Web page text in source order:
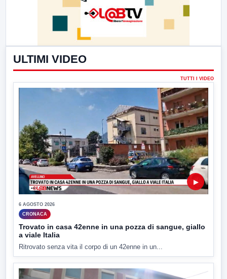
ULTIMI VIDEO
TUTTI I VIDEO
▶
6 AGOSTO 2026
CRONACA
Trovato in casa 42enne in una pozza di sangue, giallo
a viale Italia
Ritrovato senza vita il corpo di un 42enne in un...